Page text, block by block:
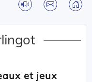
et jeux